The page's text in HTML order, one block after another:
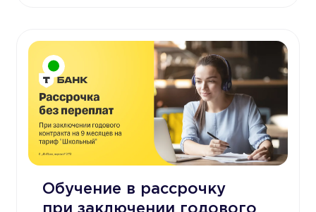
Обучение в рассрочку